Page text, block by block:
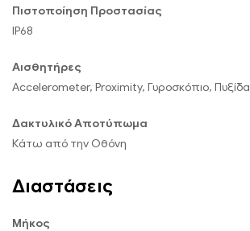
Πιστοποίηση Προστασίας
IP68
Αισθητήρες
Accelerometer, Proximity, Γυροσκόπιο, Πυξίδα
Δακτυλικό Αποτύπωμα
Κάτω από την Οθόνη
Διαστάσεις
Μήκος